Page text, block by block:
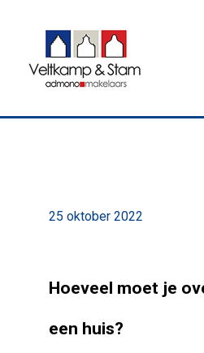
25 oktober 2022
Hoeveel moet je
een huis?